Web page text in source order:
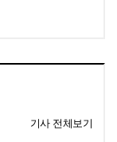
기사 전체보기